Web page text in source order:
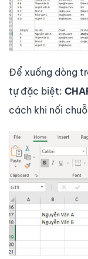
Để xuống dòng
tự đặc biệt:
cách khi nối